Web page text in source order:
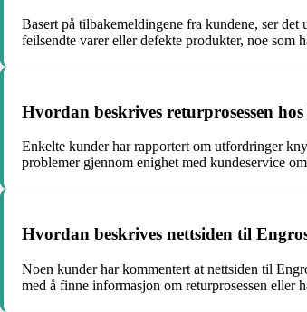
Basert på tilbakemeldingene fra kundene, ser
feilsendte varer eller defekte produkter, noe som
Hvordan beskrives returprosessen
Enkelte kunder har rapportert om utfordringer
problemer gjennom enighet med kundeservice
Hvordan beskrives nettsiden til
Noen kunder har kommentert at nettsiden til
med å finne informasjon om returprosessen eller